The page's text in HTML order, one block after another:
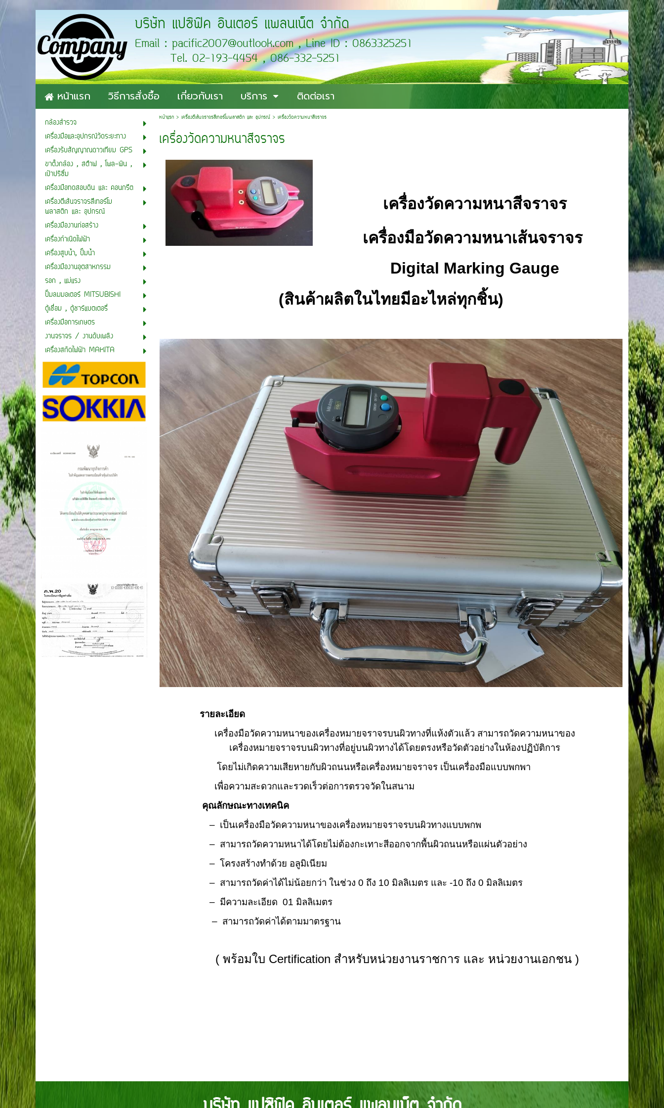
บริษัท แปซิฟิค อินเตอร์ แพลนเน็ต จำกัด
Email : pacific2007@outlook.com , Line ID : 0863325251
Tel. 02-193-4454 , 086-332-5251
หน้าแรก วิธีการสั่งซื้อ เกี่ยวกับเรา บริการ ติดต่อเรา
กล้องสำรวจ
เครื่องมือและอุปกรณ์วัดระยะทาง
เครื่องรับสัญญาณดาวเทียม GPS
ขาตั้งกล้อง , สต๊าฟ , โพล-พิน ,
เป้าปริซึ่ม
เครื่องมือทดสอบดิน และ คอนกรีต
เครื่องตีเส้นจราจรสีเทอร์โม
พลาสติก และ อุปกรณ์
เครื่องมืองานก่อสร้าง
เครื่องกำเนิดไฟฟ้า
เครื่องสูบน้ำ, ปั๊มน้ำ
เครื่องมืองานอุตสาหกรรม
รอก , แม่แรง
ปั๊มลมมอเตอร์ MITSUBISHI
ตู้เชื่อม , ตู้ชาร์แบตเตอรี่
เครื่องมือการเกษตร
งานจราจร / งานดับเพลิง
เครื่องสกัดไฟฟ้า MAKITA
หน้าแรก> เครื่องตีเส้นจราจรสีเทอร์โมพลาสติก และ อุปกรณ์> เครื่องวัดความหนาสีจราจร
เครื่องวัดความหนาสีจราจร
เครื่องวัดความหนาสีจราจร
เครื่องมือวัดความหนาเส้นจราจร
Digital Marking Gauge
(สินค้าผลิตในไทยมีอะไหล่ทุกชิ้น)
รายละเอียด
เครื่องมือวัดความหนาของเครื่องหมายจราจรบนผิวทางที่แห้งตัวแล้ว สามารถวัดความหนาของ
เครื่องหมายจราจรบนผิวทางที่อยู่บนผิวทางได้โดยตรงหรือวัดตัวอย่างในห้องปฏิบัติการ
โดยไม่เกิดความเสียหายกับผิวถนนหรือเครื่องหมายจราจร เป็นเครื่องมือแบบพกพา
เพื่อความสะดวกและรวดเร็วต่อการตรวจวัดในสนาม
คุณลักษณะทางเทคนิค
– เป็นเครื่องมือวัดความหนาของเครื่องหมายจราจรบนผิวทางแบบพกพ
– สามารถวัดความหนาได้โดยไม่ต้องกะเทาะสีออกจากพื้นผิวถนนหรือแผ่นตัวอย่าง
– โครงสร้างทำด้วย อลูมิเนียม
– สามารถวัดค่าได้ไม่น้อยกว่า ในช่วง 0 ถึง 10 มิลลิเมตร และ -10 ถึง 0 มิลลิเมตร
– มีความละเอียด 01 มิลลิเมตร
– สามารถวัดค่าได้ตามมาตรฐาน
( พร้อมใบ Certification สำหรับหน่วยงานราชการ และ หน่วยงานเอกชน )